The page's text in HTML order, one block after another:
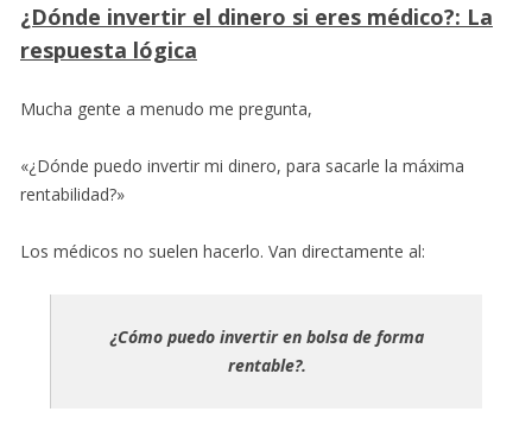
¿Dónde invertir el dinero si eres médico?: La
respuesta lógica
Mucha gente a menudo me pregunta,
«¿Dónde puedo invertir mi dinero, para sacarle la máxima
rentabilidad?»
Los médicos no suelen hacerlo. Van directamente al:
¿Cómo puedo invertir en bolsa de forma
rentable?.